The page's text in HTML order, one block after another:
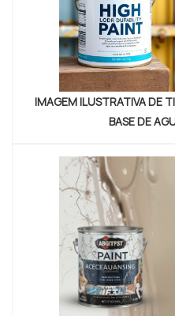
PRECISO DE
ANTES DE
Em madeira e metal que
super recomendado
madeira) ou um primer
IMAGEM ILUSTRATIVA DE
BASE DE